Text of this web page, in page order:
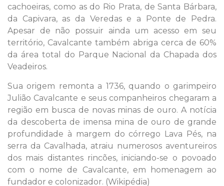
cachoeiras, como as do Rio Prata, de Santa Bárbara,
da Capivara, as da Veredas e a Ponte de Pedra.
Apesar de não possuir ainda um acesso em seu
território, Cavalcante também abriga cerca de 60%
da área total do Parque Nacional da Chapada dos
Veadeiros.
Sua origem remonta a 1736, quando o garimpeiro
Julião Cavalcante e seus companheiros chegaram a
região em busca de novas minas de ouro. A notícia
da descoberta de imensa mina de ouro de grande
profundidade à margem do córrego Lava Pés, na
serra da Cavalhada, atraiu numerosos aventureiros
dos mais distantes rincões, iniciando-se o povoado
com o nome de Cavalcante, em homenagem ao
fundador e colonizador. (Wikipédia)